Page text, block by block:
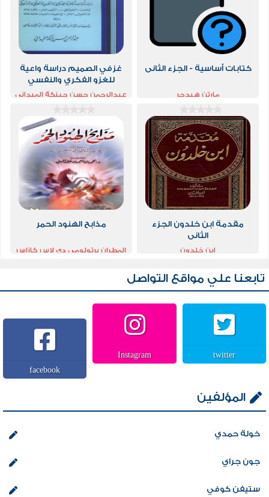
كتابات أساسية - الجزء الثانى
مارتن هيدجر
غزفي الصميم دراسة واعية
للغزو الفكري والنفسي
والخلقي والسلوكي
عبدالرحمن حسن حبنكة الميداني
مقدمة ابن خلدون الجزء
الثانى
ابن خلدون
مذابح الهنود الحمر
المطران برتولومي دي لاس كازاس
تابعنا علي مواقع التواصل
twitter
Instagram
facebook
المؤلفين
خولة حمدي
جون جراي
ستيفن كوفي